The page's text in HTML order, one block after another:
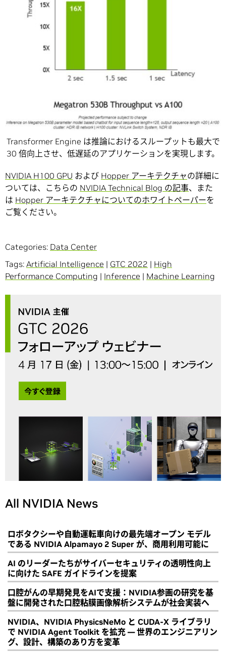
Transformer Engine は推論におけるスループットも最大で
30 倍向上させ、低遅延のアプリケーションを実現します。
NVIDIA H100 GPU および Hopper アーキテクチャの詳細に
ついては、こちらの NVIDIA Technical Blog の記事、また
は Hopper アーキテクチャについてのホワイトペーパーを
ご覧ください。
Categories: Data Center
Tags: Artificial Intelligence | GTC 2022 | High
Performance Computing | Inference | Machine Learning
All NVIDIA News
ロボタクシーや自動運転車向けの最先端オープン モデル
である NVIDIA Alpamayo 2 Super が、商用利用可能に
AI のリーダーたちがサイバーセキュリティの透明性向上
に向けた SAFE ガイドラインを提案
口腔がんの早期発見をAIで支援：NVIDIA参画の研究を基
盤に開発された口腔粘膜画像解析システムが社会実装へ
NVIDIA、NVIDIA PhysicsNeMo と CUDA-X ライブラリ
で NVIDIA Agent Toolkit を拡充 ― 世界のエンジニアリン
グ、設計、構築のあり方を変革